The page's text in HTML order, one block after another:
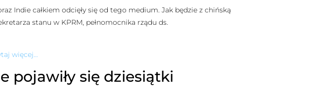
Indie całkiem odcięły się od tego medium. Jak będzie z chińską
stanu w KPRM, pełnomocnika rządu ds.
więcej…
pojawiły się dziesiątki